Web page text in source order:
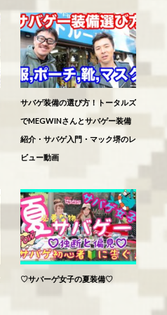
サバゲ装備の選び方！トータルズ
でMEGWINさんとサバゲー装備
紹介・サバゲ入門・マック堺のレ
ビュー動画
♡サバーゲ女子の夏装備♡